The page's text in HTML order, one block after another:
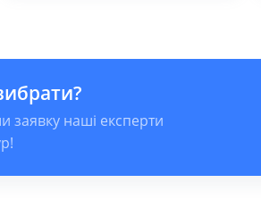
наші експерти